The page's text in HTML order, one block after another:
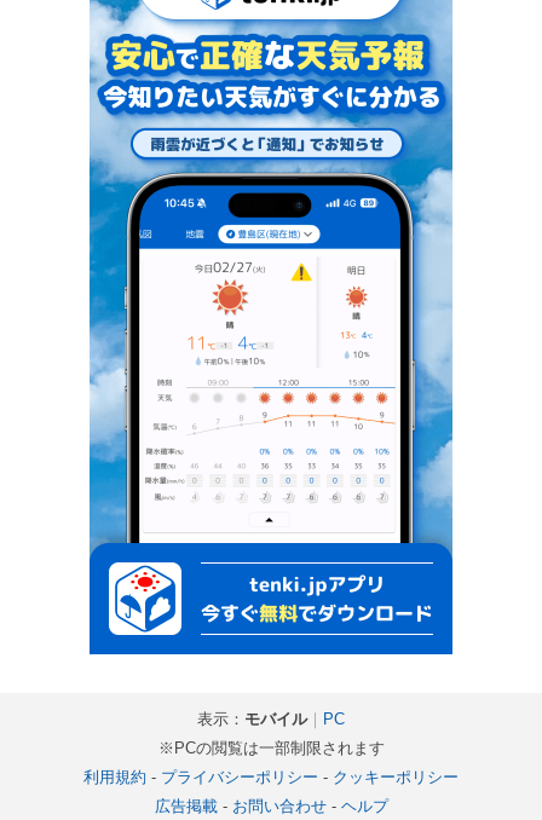
表示： モバイル｜ PC
※PCの閲覧は一部制限されます
利用規約 - プライバシーポリシー - クッキーポリシー
広告掲載- お問い合わせ- ヘルプ